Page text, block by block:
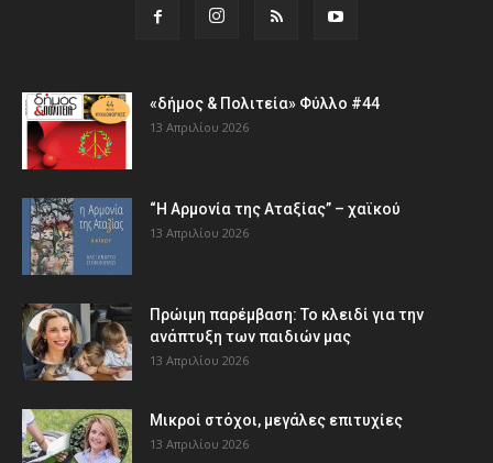
«δήμος & Πολιτεία» Φύλλο #44
13 Απριλίου 2026
“Η Αρμονία της Αταξίας” – χαϊκού
13 Απριλίου 2026
Πρώιμη παρέμβαση: Το κλειδί για την
ανάπτυξη των παιδιών µας
13 Απριλίου 2026
Μικροί στόχοι, μεγάλες επιτυχίες
13 Απριλίου 2026